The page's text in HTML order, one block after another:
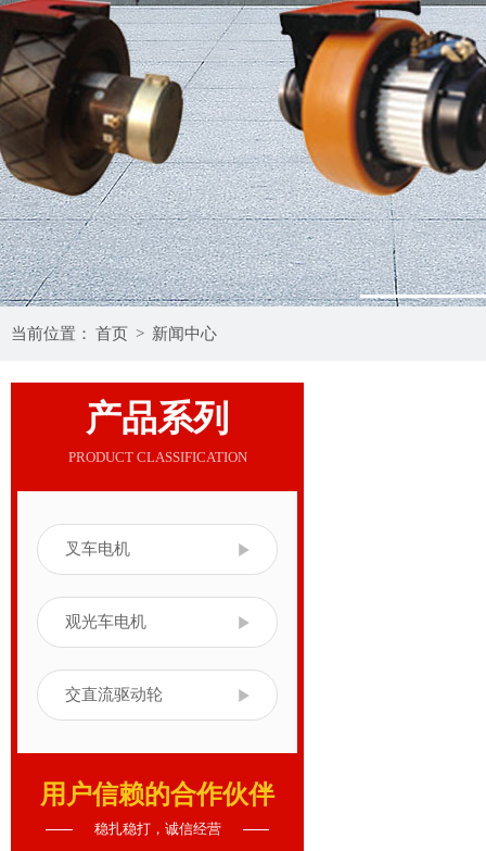
当前位置： 首页 > 新闻中心
产品系列
PRODUCT CLASSIFICATION
叉车电机
观光车电机
交直流驱动轮
用户信赖的合作伙伴
稳扎稳打，诚信经营